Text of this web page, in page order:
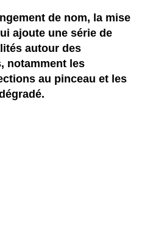
de nom, la mise
ajoute une série de
autour des
notamment les
au pinceau et les